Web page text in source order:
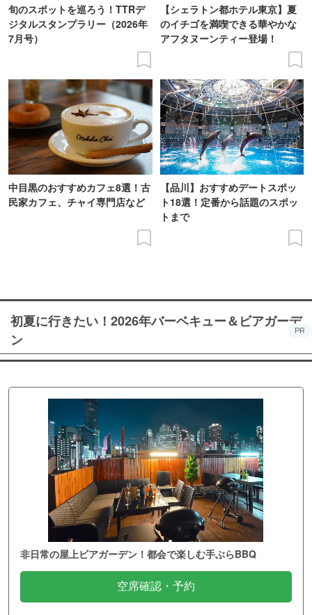
旬のスポットを巡ろう！TTRデ
ジタルスタンプラリー（2026年
7月号）
【シェラトン都ホテル東京】夏
のイチゴを満喫できる華やかな
アフタヌーンティー登場！
中目黒のおすすめカフェ8選！古
民家カフェ、チャイ専門店など
【品川】おすすめデートスポッ
ト18選！定番から話題のスポッ
トまで
初夏に行きたい！2026年バーベキュー＆ビアガーデ
ン
PR
非日常の屋上ビアガーデン！都会で楽しむ手ぶらBBQ
空席確認・予約